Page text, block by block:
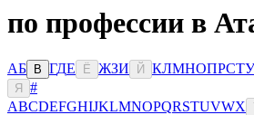
по профессии в
АБ В ГДЕ Ё ЖЗИ Й КЛМНОПРСТУ
Я
#
ABCDEFGHIJKLMNOPQRSTUVWX